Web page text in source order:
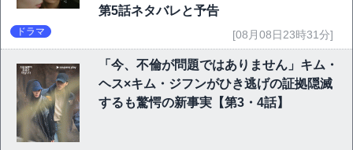
第5話ネタバレと予告
ドラマ [08月08日23時31分]
「今、不倫が問題ではありません」キム・
ヘス×キム・ジフンがひき逃げの証拠隠滅
するも驚愕の新事実【第3・4話】